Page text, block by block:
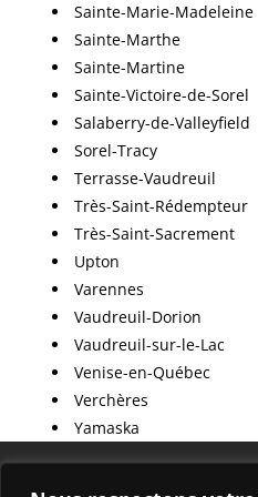
Sainte-Marie-Madeleine
Sainte-Marthe
Sainte-Martine
Sainte-Victoire-de-Sorel
Salaberry-de-Valleyfield
Sorel-Tracy
Terrasse-Vaudreuil
Très-Saint-Rédempteur
Très-Saint-Sacrement
Upton
Varennes
Vaudreuil-Dorion
Vaudreuil-sur-le-Lac
Venise-en-Québec
Verchères
Yamaska